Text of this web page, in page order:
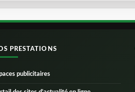
PRESTATIONS
publicitaires